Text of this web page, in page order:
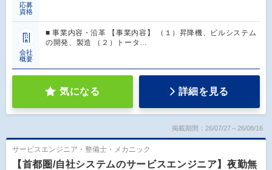
応募
資格
会社
概要
■ 事業内容・沿革 【事業内容】 （１）昇降機、ビルシステム
の開発、製造 （２）トータ…
気になる 詳細を見る
掲載期間：26/07/27～26/08/16
サービスエンジニア・整備士・メカニック
【首都圏/自社システムのサービスエンジニア】夜勤無